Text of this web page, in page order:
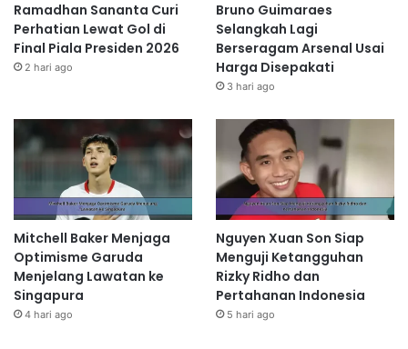
Ramadhan Sananta Curi
Perhatian Lewat Gol di
Final Piala Presiden 2026
2 hari ago
Bruno Guimaraes
Selangkah Lagi
Berseragam Arsenal Usai
Harga Disepakati
3 hari ago
Mitchell Baker Menjaga
Optimisme Garuda
Menjelang Lawatan ke
Singapura
4 hari ago
Nguyen Xuan Son Siap
Menguji Ketangguhan
Rizky Ridho dan
Pertahanan Indonesia
5 hari ago